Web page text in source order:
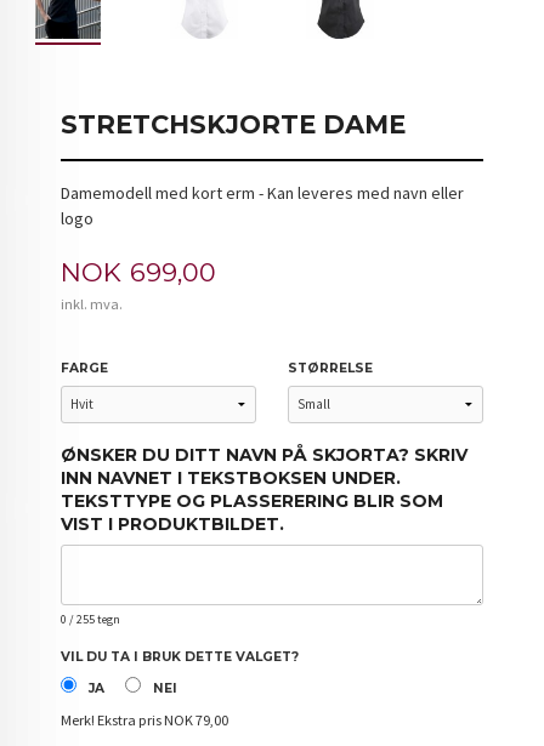
STRETCHSKJORTE DAME
Damemodell med kort erm - Kan leveres med navn eller
logo
Pris
NOK 699,00
inkl. mva.
FARGE STØRRELSE
ØNSKER DU DITT NAVN PÅ SKJORTA? SKRIV
INN NAVNET I TEKSTBOKSEN UNDER.
TEKSTTYPE OG PLASSERERING BLIR SOM
VIST I PRODUKTBILDET.
0 / 255 tegn
VIL DU TA I BRUK DETTE VALGET?
JA
NEI
Merk! Ekstra pris NOK 79,00